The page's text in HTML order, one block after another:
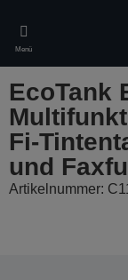
main
content
Menü
EcoTank
Fi-
und
Artikelnummer: